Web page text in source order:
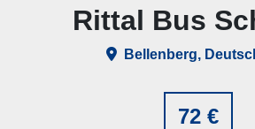
72 €
Rittal Bus
Bellenberg,